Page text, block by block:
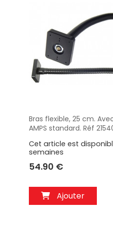
Aperçu
Bras flexible, 25 cm.
AMPS standard. Réf
Cet article est
semaines
54.90 €
Ajouter